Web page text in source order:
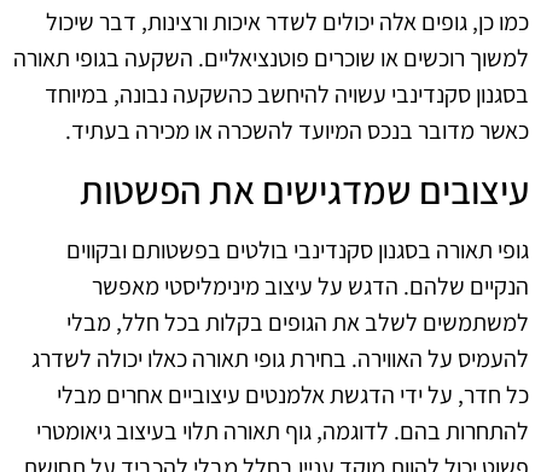
כמו כן, גופים אלה יכולים לשדר איכות ורצינות, דבר שיכול
למשוך רוכשים או שוכרים פוטנציאליים. השקעה בגופי תאורה
בסגנון סקנדינבי עשויה להיחשב כהשקעה נבונה, במיוחד
כאשר מדובר בנכס המיועד להשכרה או מכירה בעתיד.
עיצובים שמדגישים את הפשטות
גופי תאורה בסגנון סקנדינבי בולטים בפשטותם ובקווים
הנקיים שלהם. הדגש על עיצוב מינימליסטי מאפשר
למשתמשים לשלב את הגופים בקלות בכל חלל, מבלי
להעמיס על האווירה. בחירת גופי תאורה כאלו יכולה לשדרג
כל חדר, על ידי הדגשת אלמנטים עיצוביים אחרים מבלי
להתחרות בהם. לדוגמה, גוף תאורה תלוי בעיצוב גיאומטרי